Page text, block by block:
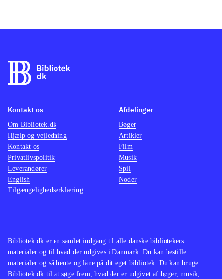
Bibliotek.dk er en samlet indgang til alle danske bibliotekers
materialer og til hvad der udgives i Danmark. Du kan bestille
materialer og så hente og låne på dit eget bibliotek. Du kan bruge
Bibliotek.dk til at søge frem, hvad der er udgivet af bøger, musik,
Kontakt os
Om Bibliotek.dk
Hjælp og vejledning
Kontakt os
Privatlivspolitik
Leverandører
English
Tilgængelighedserklæring
Afdelinger
Bøger
Artikler
Film
Musik
Spil
Noder